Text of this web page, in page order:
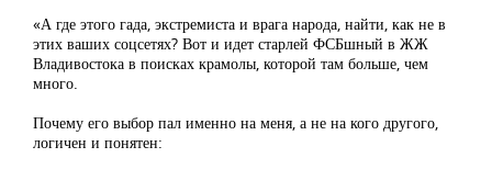
«А где этого гада, экстремиста и врага народа, найти, как не в
этих ваших соцсетях? Вот и идет старлей ФСБшный в ЖЖ
Владивостока в поисках крамолы, которой там больше, чем
много.
Почему его выбор пал именно на меня, а не на кого другого,
логичен и понятен: